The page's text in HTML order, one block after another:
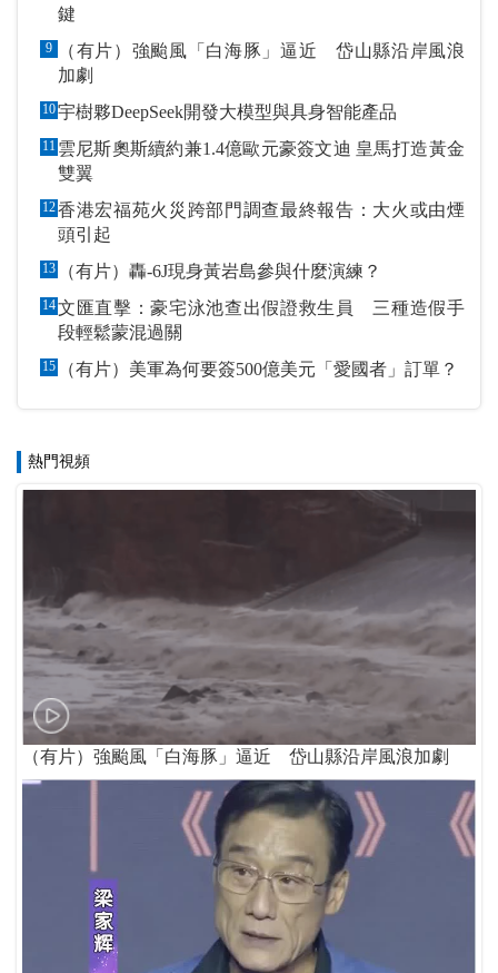
鍵
9
（有片）強颱風「白海豚」逼近 岱山縣沿岸風浪
加劇
10宇樹夥DeepSeek開發大模型與具身智能產品
11 雲尼斯奧斯續約兼1.4億歐元豪簽文迪 皇馬打造黃金
雙翼
12香港宏福苑火災跨部門調查最終報告：大火或由煙
頭引起
13 （有片）轟-6J現身黃岩島參與什麼演練？
14文匯直擊：豪宅泳池查出假證救生員 三種造假手
段輕鬆蒙混過關
15 （有片）美軍為何要簽500億美元「愛國者」訂單？
熱門視頻
（有片）強颱風「白海豚」逼近 岱山縣沿岸風浪加劇